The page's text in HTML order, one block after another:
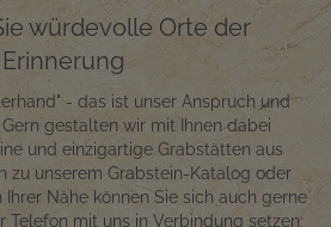
würdevolle Orte der
Erinnerung
- das ist unser Anspruch und
gestalten wir mit Ihnen dabei
und einzigartige Grabstätten aus
zu unserem Grabstein-Katalog oder
Nähe können Sie sich auch gerne
mit uns in Verbindung setzen: